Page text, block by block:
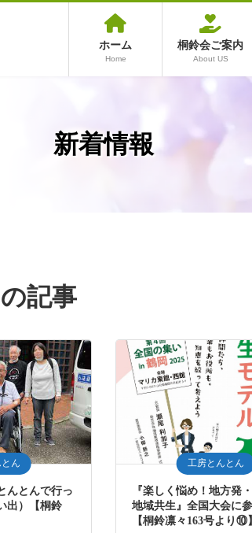
ホーム
Home
桐鈴会ご案内
About US
新着情報
記事
ん
んとんで行っ
出）【桐鈴
工房とんとん
『楽しく悩め！地方発
地域共生』全国大会に
【桐鈴凛々163号より⑩】